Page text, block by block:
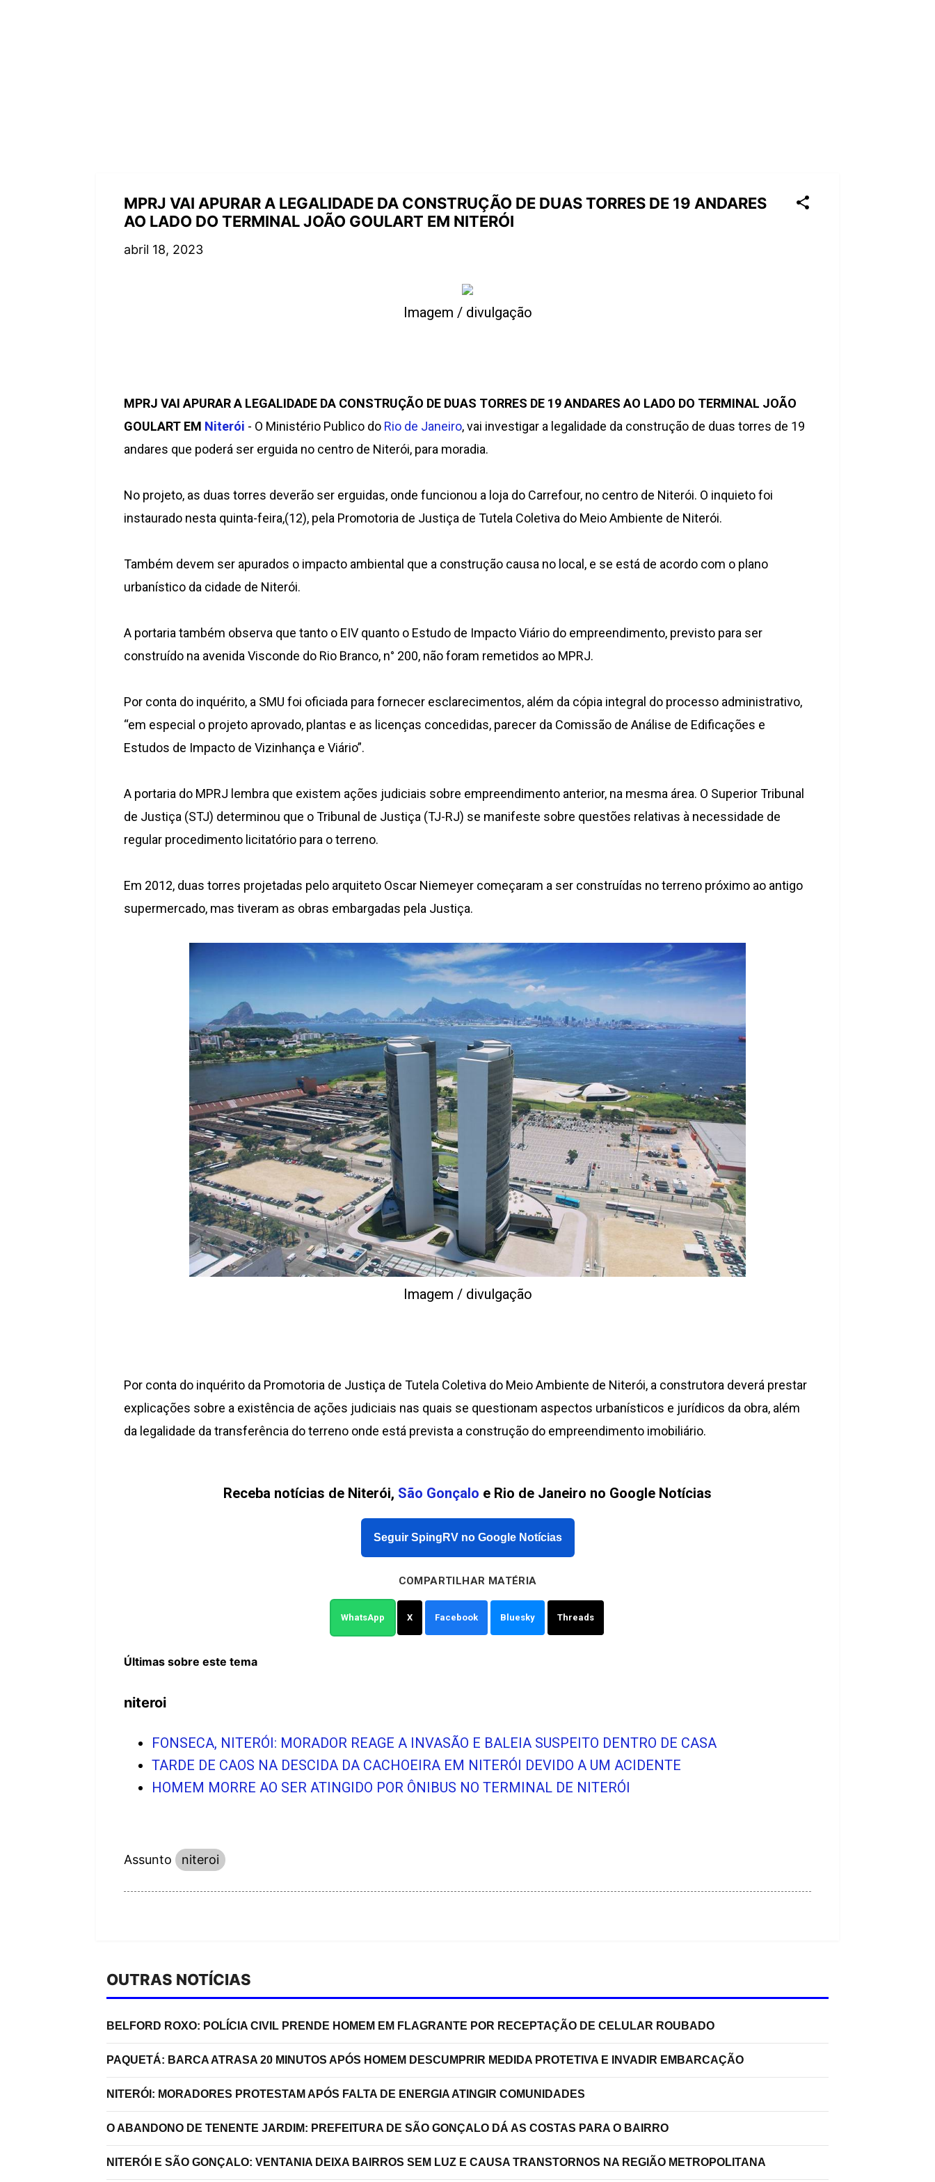
MPRJ VAI APURAR A LEGALIDADE DA CONSTRUÇÃO DE DUAS TORRES DE 19 ANDARES
AO LADO DO TERMINAL JOÃO GOULART EM NITERÓI
abril 18, 2023
Imagem / divulgação
MPRJ VAI APURAR A LEGALIDADE DA CONSTRUÇÃO DE DUAS TORRES DE 19 ANDARES AO LADO DO TERMINAL JOÃO
GOULART EM Niterói - O Ministério Publico do Rio de Janeiro, vai investigar a legalidade da construção de duas torres de 19
andares que poderá ser erguida no centro de Niterói, para moradia.
No projeto, as duas torres deverão ser erguidas, onde funcionou a loja do Carrefour, no centro de Niterói. O inquieto foi
instaurado nesta quinta-feira,(12), pela Promotoria de Justiça de Tutela Coletiva do Meio Ambiente de Niterói.
Também devem ser apurados o impacto ambiental que a construção causa no local, e se está de acordo com o plano
urbanístico da cidade de Niterói.
A portaria também observa que tanto o EIV quanto o Estudo de Impacto Viário do empreendimento, previsto para ser
construído na avenida Visconde do Rio Branco, n° 200, não foram remetidos ao MPRJ.
Por conta do inquérito, a SMU foi oficiada para fornecer esclarecimentos, além da cópia integral do processo administrativo,
“em especial o projeto aprovado, plantas e as licenças concedidas, parecer da Comissão de Análise de Edificações e
Estudos de Impacto de Vizinhança e Viário”.
A portaria do MPRJ lembra que existem ações judiciais sobre empreendimento anterior, na mesma área. O Superior Tribunal
de Justiça (STJ) determinou que o Tribunal de Justiça (TJ-RJ) se manifeste sobre questões relativas à necessidade de
regular procedimento licitatório para o terreno.
Em 2012, duas torres projetadas pelo arquiteto Oscar Niemeyer começaram a ser construídas no terreno próximo ao antigo
supermercado, mas tiveram as obras embargadas pela Justiça.
Imagem / divulgação
Por conta do inquérito da Promotoria de Justiça de Tutela Coletiva do Meio Ambiente de Niterói, a construtora deverá prestar
explicações sobre a existência de ações judiciais nas quais se questionam aspectos urbanísticos e jurídicos da obra, além
da legalidade da transferência do terreno onde está prevista a construção do empreendimento imobiliário.
Receba notícias de Niterói, São Gonçalo e Rio de Janeiro no Google Notícias
Seguir SpingRV no Google Notícias
COMPARTILHAR MATÉRIA
WhatsApp X Facebook Bluesky Threads
Últimas sobre este tema
niteroi
FONSECA, NITERÓI: MORADOR REAGE A INVASÃO E BALEIA SUSPEITO DENTRO DE CASA
TARDE DE CAOS NA DESCIDA DA CACHOEIRA EM NITERÓI DEVIDO A UM ACIDENTE
HOMEM MORRE AO SER ATINGIDO POR ÔNIBUS NO TERMINAL DE NITERÓI
Assunto niteroi
OUTRAS NOTÍCIAS
BELFORD ROXO: POLÍCIA CIVIL PRENDE HOMEM EM FLAGRANTE POR RECEPTAÇÃO DE CELULAR ROUBADO
PAQUETÁ: BARCA ATRASA 20 MINUTOS APÓS HOMEM DESCUMPRIR MEDIDA PROTETIVA E INVADIR EMBARCAÇÃO
NITERÓI: MORADORES PROTESTAM APÓS FALTA DE ENERGIA ATINGIR COMUNIDADES
O ABANDONO DE TENENTE JARDIM: PREFEITURA DE SÃO GONÇALO DÁ AS COSTAS PARA O BAIRRO
NITERÓI E SÃO GONÇALO: VENTANIA DEIXA BAIRROS SEM LUZ E CAUSA TRANSTORNOS NA REGIÃO METROPOLITANA